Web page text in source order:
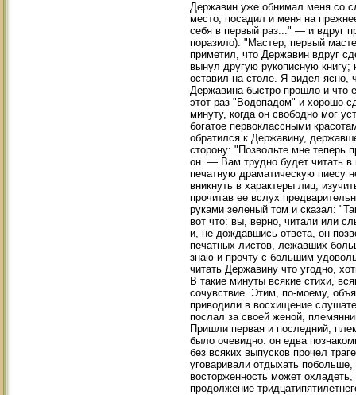
Державин уже обнимал меня со
место, посадил и меня на
себя в первый раз..." — и вдруг
поразило): "Мастер, первый
приметил, что Державин вдруг
вынул другую рукописную книгу;
оставил на столе. Я видел ясно,
Державина быстро прошло и что
этот раз "Водопадом" и хорошо
минуту, когда он свободно мог
богатое первоклассными
обратился к Державину,
сторону: "Позвольте мне
он. — Вам трудно будет читать в
печатную драматическую пиесу
вникнуть в характеры лиц,
прочитав ее вслух
руками зеленый том и сказал:
вот что: вы, верно, читали или
и, не дождавшись ответа, он
печатных листов, лежавших
знаю и прочту с большим
читать Державину что угодно,
В такие минуты всякие стихи,
сочувствие. Этим, по-моему,
приводили в восхищение
послал за своей женой,
Пришли первая и последний;
было очевидно: он едва
без всяких выпусков прочел
уговаривали отдыхать
восторженность может
продолжение